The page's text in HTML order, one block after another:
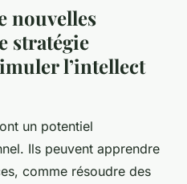
nouvelles
stratégie
l’intellect
un potentiel
Ils peuvent apprendre
comme résoudre des